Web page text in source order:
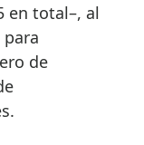
en total–, al
de